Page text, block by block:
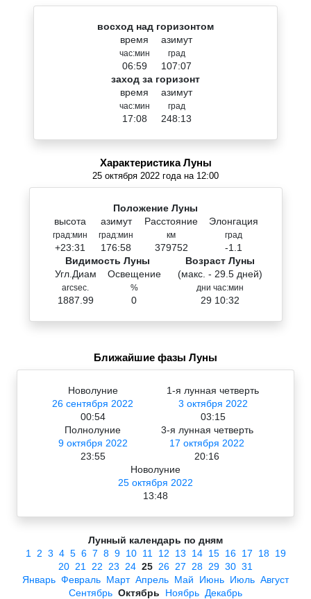
восход над горизонтом
время
час:мин
06:59
азимут
град
107:07
заход за горизонт
время
час:мин
17:08
азимут
град
248:13
Характеристика Луны
25 октября 2022 года на 12:00
Положение Луны
высота
град:мин
+23:31
азимут
град:мин
176:58
Расстояние
км
379752
Элонгация
град
-1.1
Видимость Луны
Угл.Диам
arcsec.
1887.99
Освещение
%
0
Возраст Луны
(макс. - 29.5 дней)
дни час:мин
29 10:32
Ближайшие фазы Луны
Новолуние
26 сентября 2022
00:54
1-я лунная четверть
3 октября 2022
03:15
Полнолуние
9 октября 2022
23:55
3-я лунная четверть
17 октября 2022
20:16
Новолуние
25 октября 2022
13:48
Лунный календарь по дням
1
2 3 4 5 6 7 8 9 10 11 12 13 14 15 16 17 18 19
20 21 22 23 24 25 26 27 28 29 30 31
Январь Февраль Март Апрель Май Июнь Июль Август
Сентябрь Октябрь Ноябрь Декабрь